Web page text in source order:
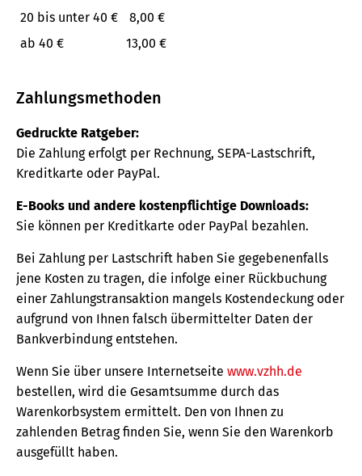
20 bis unter 40 €
8,00 €
ab 40 €
13,00 €
Zahlungsmethoden
Gedruckte Ratgeber:
Die Zahlung erfolgt per Rechnung, SEPA-Lastschrift,
Kreditkarte oder PayPal.
E-Books und andere kostenpflichtige Downloads:
Sie können per Kreditkarte oder PayPal bezahlen.
Bei Zahlung per Lastschrift haben Sie gegebenenfalls
jene Kosten zu tragen, die infolge einer Rückbuchung
einer Zahlungstransaktion mangels Kostendeckung oder
aufgrund von Ihnen falsch übermittelter Daten der
Bankverbindung entstehen.
Wenn Sie über unsere Internetseite www.vzhh.de
bestellen, wird die Gesamtsumme durch das
Warenkorbsystem ermittelt. Den von Ihnen zu
zahlenden Betrag finden Sie, wenn Sie den Warenkorb
ausgefüllt haben.